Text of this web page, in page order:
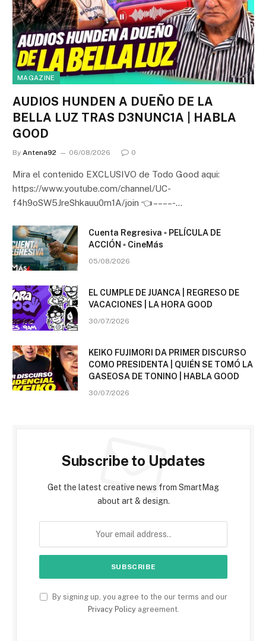
MAGAZINE
AUDIOS HUNDEN A DUEÑO DE LA
BELLA LUZ TRAS D3NUNC1A | HABLA
GOOD
By Antena92 06/08/2026 0
Mira el contenido EXCLUSIVO de Todo Good aqui:
https://www.youtube.com/channel/UC-
f4h9oSW5JreShkauu0m1A/join 👈 – – – – -…
Cuenta Regresiva ▫️ PELÍCULA DE
ACCIÓN ▫️ CineMás
05/08/2026
EL CUMPLE DE JUANCA | REGRESO DE
VACACIONES | LA HORA GOOD
30/07/2026
KEIKO FUJIMORI DA PRIMER DISCURSO
COMO PRESIDENTA | QUIÉN SE TOMÓ LA
GASEOSA DE TONINO | HABLA GOOD
30/07/2026
Subscribe to Updates
Get the latest creative news from SmartMag
about art & design.
By signing up, you agree to the our terms and our
Privacy Policyagreement.